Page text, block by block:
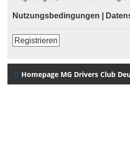
Nutzungsbedingungen
Registrieren
Homepage MG Drivers Club